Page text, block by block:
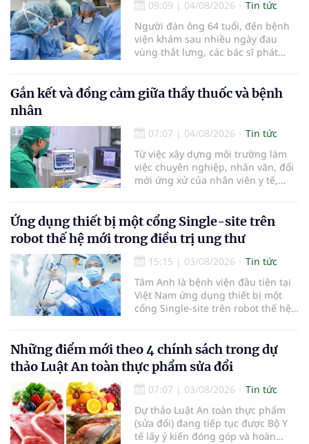
ngày 1/8 tại Bệnh viện Đại học
quốc tế Hồng Bàng.
09:09 | 04/08/2026
Tin tức
Người đàn ông 64 tuổi, đến bệnh
viện khám sau nhiều ngày đau
vùng thắt lưng, các bác sĩ phát
biểu mô tế bào thận. Với khối u còn
ở giai đoạn sớm, người bệnh được
bằng phẫu thuật robot thay vì phải
cắt bỏ toàn bộ quả thận như trước
đây.
Gắn kết và đồng cảm giữa thầy thuốc và bệnh
nhân
07:07 | 04/08/2026
Tin tức
Từ việc xây dựng môi trường làm
việc chuyên nghiệp, nhân văn, đổi
mới ứng xử của nhân viên y tế,
đồng cảm, gắn kết cao giữa thầy
thuốc với bệnh nhân.
Ứng dụng thiết bị một cổng Single-site trên
robot thế hệ mới trong điều trị ung thư
15:15 | 03/08/2026
Tin tức
Tâm Anh là bệnh viện đầu tiên tại
Việt Nam ứng dụng thiết bị một
cổng Single-site trên robot thế hệ
Những điểm mới theo 4 chính sách trong dự
thảo Luật An toàn thực phẩm sửa đổi
07:07 | 03/08/2026
Tin tức
Dự thảo Luật An toàn thực phẩm
(sửa đổi) đang tiếp tục được Bộ Y
tế lấy ý kiến đóng góp và hoàn